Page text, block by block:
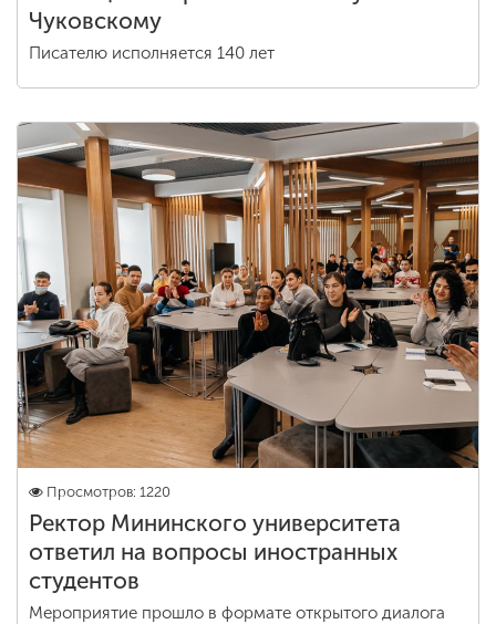
Чуковскому
Писателю исполняется 140 лет
Просмотров: 1220
Ректор Мининского университета
ответил на вопросы иностранных
студентов
Мероприятие прошло в формате открытого диалога